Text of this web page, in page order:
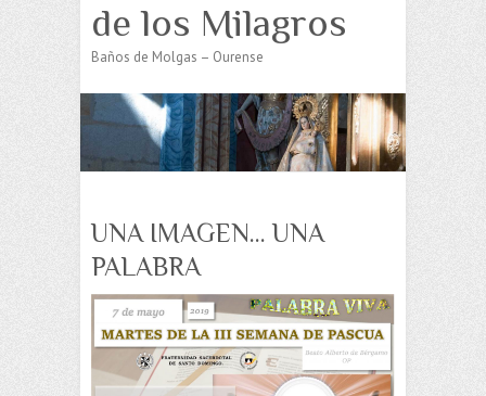
de los Milagros
Baños de Molgas – Ourense
UNA IMAGEN… UNA
PALABRA